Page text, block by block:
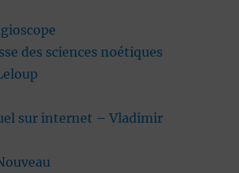
des sciences noétiques
sur internet – Vladimir